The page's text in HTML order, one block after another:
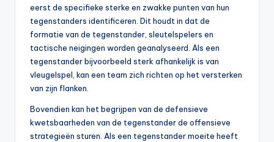
eerst de specifieke sterke en zwakke punten van hun
tegenstanders identificeren. Dit houdt in dat de
formatie van de tegenstander, sleutelspelers en
tactische neigingen worden geanalyseerd. Als een
tegenstander bijvoorbeeld sterk afhankelijk is van
vleugelspel, kan een team zich richten op het versterken
van zijn flanken.
Bovendien kan het begrijpen van de defensieve
kwetsbaarheden van de tegenstander de offensieve
strategieën sturen. Als een tegenstander moeite heeft